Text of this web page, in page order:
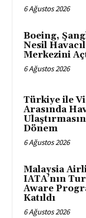
6 Ağustos 2026
Boeing,
Nesil
Merkezini
6 Ağustos 2026
Türkiye ile
Arasında
Dönem
6 Ağustos 2026
Malaysia
IATA’nın
Aware
Katıldı
6 Ağustos 2026